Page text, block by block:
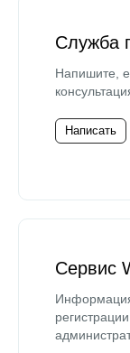
Служба
Напишите,
Написать
Сервис